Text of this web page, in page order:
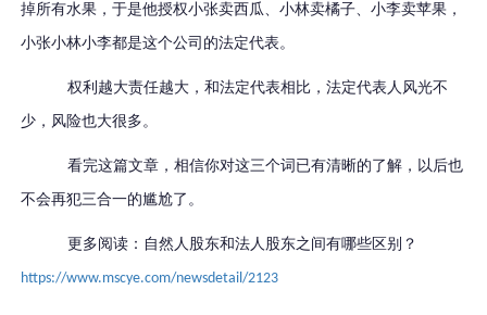
掉所有水果，于是他授权小张卖西瓜、小林卖橘子、小李卖苹果，
小张小林小李都是这个公司的法定代表。
权利越大责任越大，和法定代表相比，法定代表人风光不
少，风险也大很多。
看完这篇文章，相信你对这三个词已有清晰的了解，以后也
不会再犯三合一的尴尬了。
更多阅读：自然人股东和法人股东之间有哪些区别？
https://www.mscye.com/newsdetail/2123